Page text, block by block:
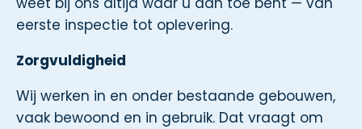
eerste inspectie tot oplevering.
Zorgvuldigheid
Wij werken in en onder bestaande gebouwen,
vaak bewoond en in gebruik. Dat vraagt om